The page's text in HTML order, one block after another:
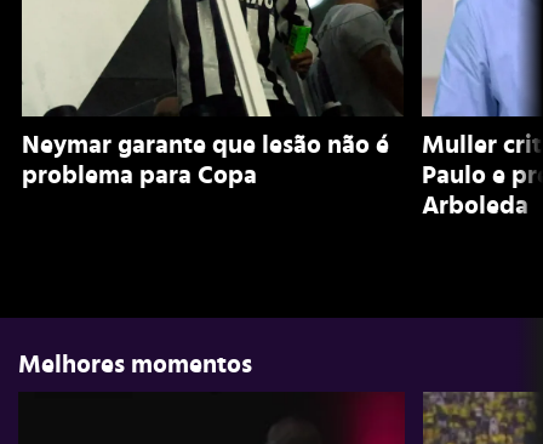
Neymar garante que lesão não é
problema para Copa
Muller
Paulo e
Arboleda
Melhores momentos